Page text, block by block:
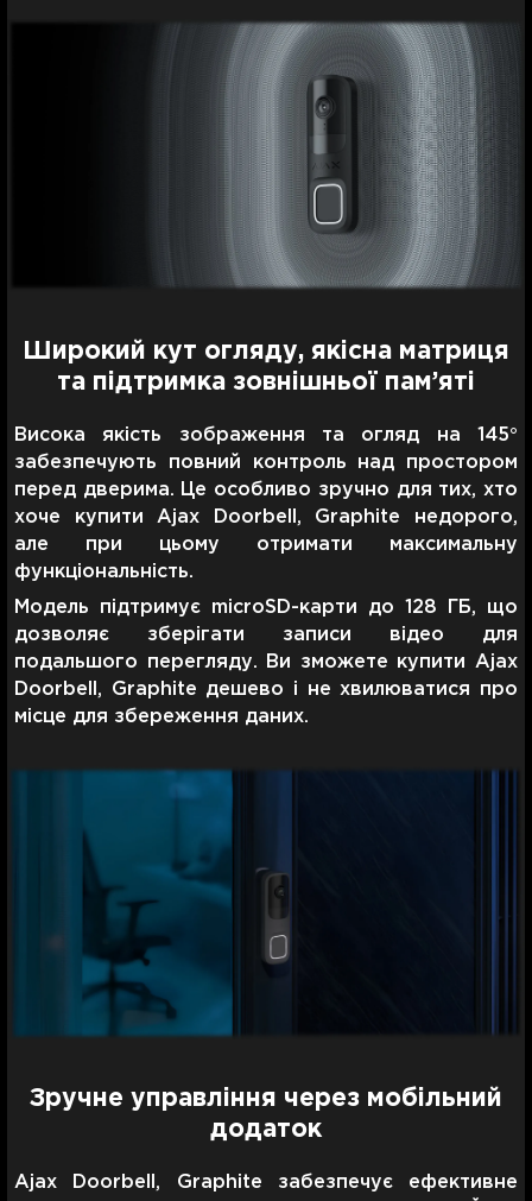
Широкий кут огляду, якісна матриця
та підтримка зовнішньої пам’яті
Висока якість зображення та огляд на 145°
забезпечують повний контроль над простором
перед дверима. Це особливо зручно для тих, хто
хоче купити Ajax Doorbell, Graphite недорого,
але при цьому отримати максимальну
функціональність.
Модель підтримує microSD-карти до 128 ГБ, що
дозволяє зберігати записи відео для
подальшого перегляду. Ви зможете купити Ajax
Doorbell, Graphite дешево і не хвилюватися про
місце для збереження даних.
Зручне управління через мобільний
додаток
Ajax Doorbell, Graphite забезпечує ефективне